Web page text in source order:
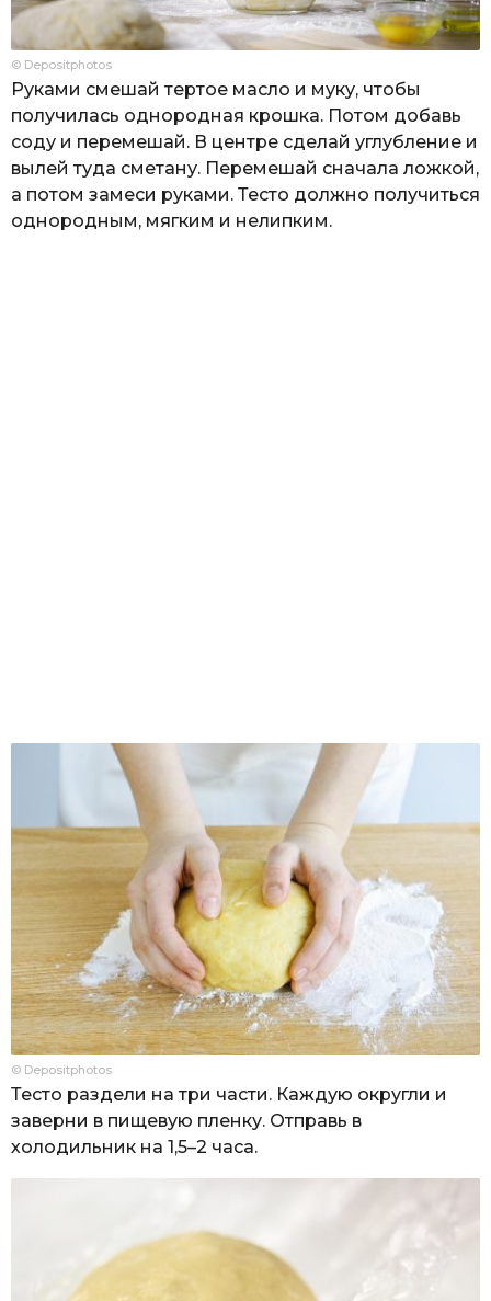
© Depositphotos
Руками смешай тертое масло и муку, чтобы
получилась однородная крошка. Потом добавь
соду и перемешай. В центре сделай углубление и
вылей туда сметану. Перемешай сначала ложкой,
а потом замеси руками. Тесто должно получиться
однородным, мягким и нелипким.
© Depositphotos
Тесто раздели на три части. Каждую округли и
заверни в пищевую пленку. Отправь в
холодильник на 1,5–2 часа.